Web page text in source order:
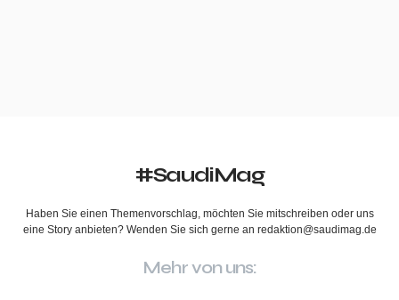
#SaudiMag
Haben Sie einen Themenvorschlag, möchten Sie mitschreiben oder uns
eine Story anbieten? Wenden Sie sich gerne an redaktion@saudimag.de
Mehr von uns: